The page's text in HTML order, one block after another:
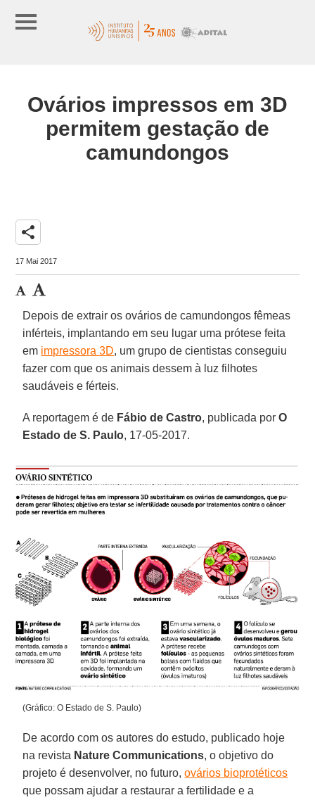
Ovários impressos em 3D
permitem gestação de
camundongos
share
17 Mai 2017
Depois de extrair os ovários de camundongos fêmeas
inférteis, implantando em seu lugar uma prótese feita
em impressora 3D, um grupo de cientistas conseguiu
fazer com que os animais dessem à luz filhotes
saudáveis e férteis.
A reportagem é de Fábio de Castro, publicada porO
Estado de S. Paulo, 17-05-2017.
(Gráfico: O Estado de S. Paulo)
De acordo com os autores do estudo, publicado hoje
na revista Nature Communications, o objetivo do
projeto é desenvolver, no futuro,ovários bioprotéticos
que possam ajudar a restaurar a fertilidade e a